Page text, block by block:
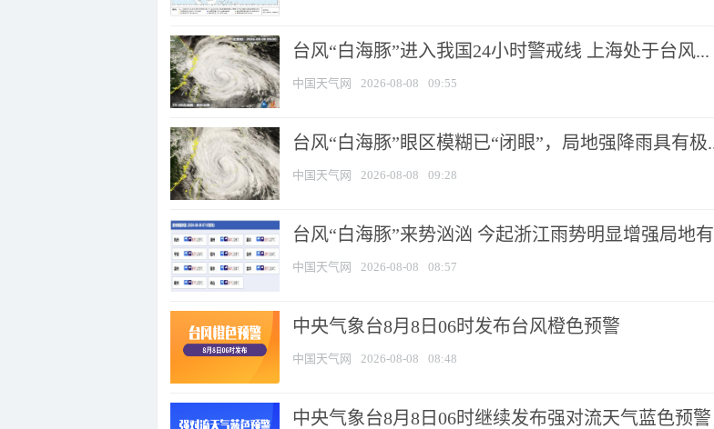
台风“白海豚”进入我国24小时警戒线 上海处于台风...
中国天气网 2026-08-08 09:55
台风“白海豚”眼区模糊已“闭眼”，局地强降雨具有极
中国天气网 2026-08-08 09:28
台风“白海豚”来势汹汹 今起浙江雨势明显增强局地
中国天气网 2026-08-08 08:57
中央气象台8月8日06时发布台风橙色预警
中国天气网 2026-08-08 08:48
中央气象台8月8日06时继续发布强对流天气蓝色预警